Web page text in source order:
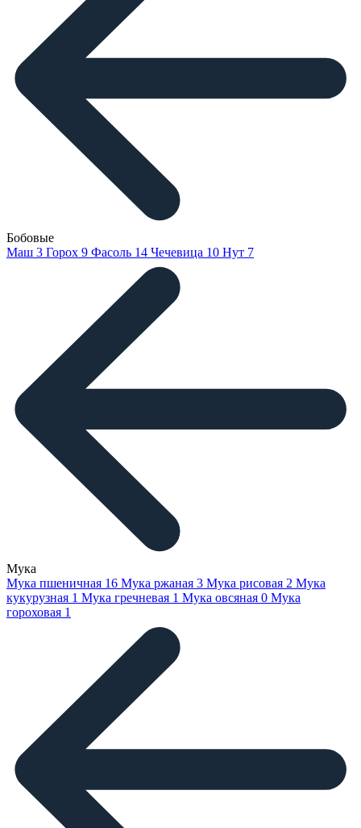
Бобовые
Маш 3 Горох 9 Фасоль 14 Чечевица 10 Нут 7
Мука
Мука пшеничная 16 Мука ржаная 3 Мука рисовая 2 Мука
кукурузная 1 Мука гречневая 1 Мука овсяная 0 Мука
гороховая 1